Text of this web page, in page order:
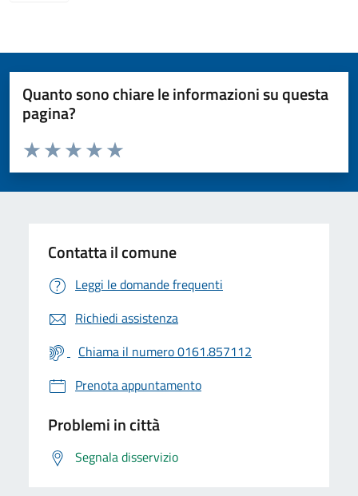
Quanto sono chiare le informazioni su questa
pagina?
Valuta da 1 a 5 stelle la pagina
Valuta 5 stelle su 5
Valuta 4 stelle su 5
Valuta 3 stelle su 5
Valuta 2 stelle su 5
Valuta 1 stelle su 5
Contatta il comune
Leggi le domande frequenti
Richiedi assistenza
Chiama il numero 0161.857112
Prenota appuntamento
Problemi in città
Segnala disservizio